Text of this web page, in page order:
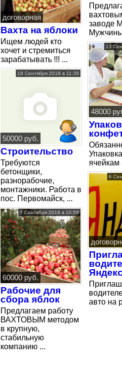
договорная
Вахта на яблоки
Ищем людей кто
хочет и стремиться
зарабатывать !!! ...
18 Сентября 2018 в 11:39
50000 руб.
Строительство
Требуются
бетонщики,
разнорабочие,
монтажники. Работа в
пос. Первомайск, ...
7 Сентября 2018 в 10:59
60000 руб.
Рабочие для
сбора яблок
Предлагаем работу
ВАХТОВЫМ методом
в крупную,
стабильную
компанию ...
заводе
13
48000
ячейкам
6
авто на